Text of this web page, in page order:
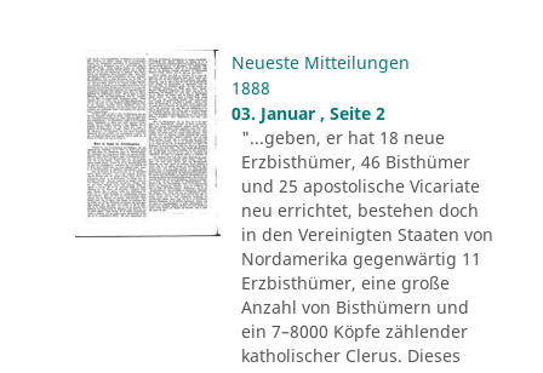
Neueste Mitteilungen
1888
03. Januar , Seite 2
"...geben, er hat 18 neue
Erzbisthümer, 46 Bisthümer
und 25 apostolische Vicariate
neu errichtet, bestehen doch
in den Vereinigten Staaten von
Nordamerika gegenwärtig 11
Erzbisthümer, eine große
Anzahl von Bisthümern und
ein 7–8000 Köpfe zählender
katholischer Clerus. Dieses